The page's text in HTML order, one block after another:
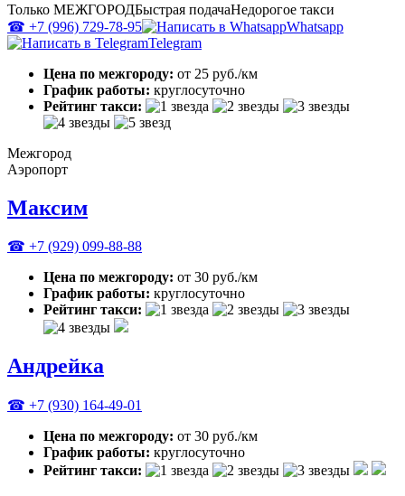
Только МЕЖГОРОДБыстрая подачаНедорогое такси
☎ +7 (996) 729-78-95
Whatsapp
Telegram
Цена по межгороду: от 25 руб./км
График работы: круглосуточно
Рейтинг такси:
Межгород
Аэропорт
Максим
☎ +7 (929) 099-88-88
Цена по межгороду: от 30 руб./км
График работы: круглосуточно
Рейтинг такси:
Андрейка
☎ +7 (930) 164-49-01
Цена по межгороду: от 30 руб./км
График работы: круглосуточно
Рейтинг такси: